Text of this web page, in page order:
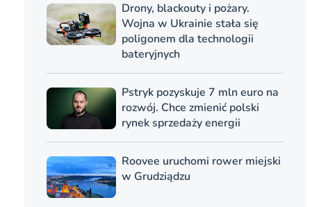
Drony, blackouty i pożary.
Wojna w Ukrainie stała się
poligonem dla technologii
bateryjnych
Pstryk pozyskuje 7 mln euro na
rozwój. Chce zmienić polski
rynek sprzedaży energii
Roovee uruchomi rower miejski
w Grudziądzu